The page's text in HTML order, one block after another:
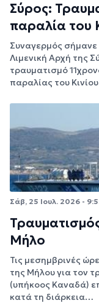
Σύρος:
παραλία του
Συναγερμός
Λιμενική Αρχή της
τραυματισμό
παραλίας του
Σάβ, 25 Ιουλ. 2026 -
Μήλο
Τις μεσημβρινές
της Μήλου για τον
(υπήκοος Καναδά)
κατά τη διάρκεια…